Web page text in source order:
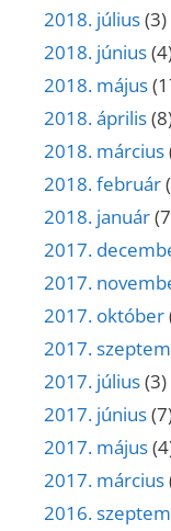
2018. július(3)
2018. június
2018. május
2018. április
2018. március
2018. február
2018. január
2017.
2017.
2017. október
2017.
2017. július(3)
2017. június
2017. május
2017. március
2016.